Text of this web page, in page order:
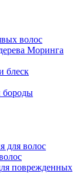
волос
Моринга
блеск
бороды
для волос
поврежденных